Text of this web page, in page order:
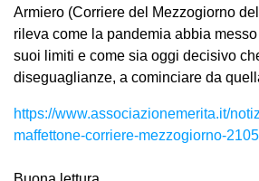
Armiero (Corriere del Mezzogiorno
rileva come la pandemia abbia
suoi limiti e come sia oggi decisivo
diseguaglianze, a cominciare da
https://www.associazionemerita.it/
maffettone-corriere-mezzogiorno-